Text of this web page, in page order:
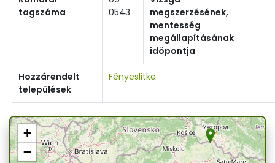
tagszáma
0543
megszerzésének,
mentesség
megállapításának
időpontja
Hozzárendelt
települések
Fényeslitke
+
−